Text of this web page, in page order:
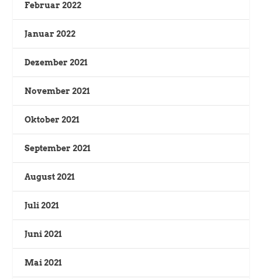
Februar 2022
Januar 2022
Dezember 2021
November 2021
Oktober 2021
September 2021
August 2021
Juli 2021
Juni 2021
Mai 2021